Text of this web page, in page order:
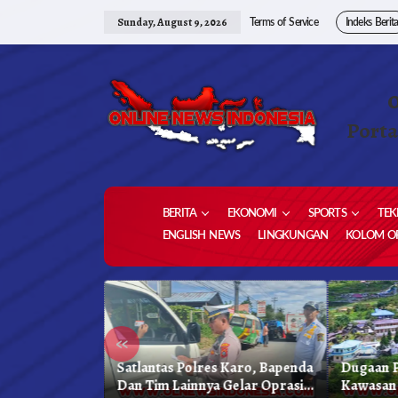
Sunday, August 9, 2026 Terms of Service Indeks Berita
BERITA EKONOMI SPORTS
ENGLISH NEWS
LINGKUNGAN KOLOM
«
Satlantas Polres Karo, Bapenda
Dan Tim Lainnya Gelar Oprasi
Dugaan